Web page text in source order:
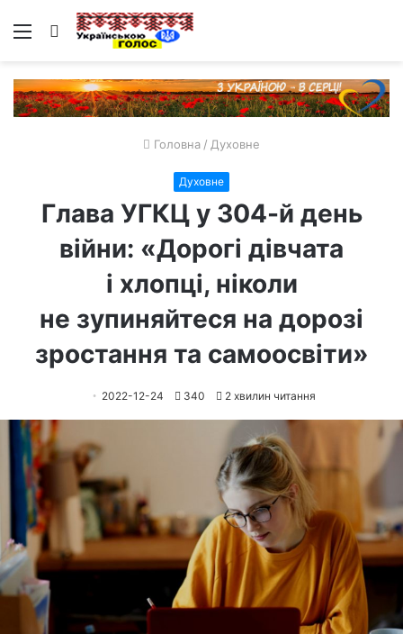
Меню Пошук
Головна / Духовне
Духовне
Глава УГКЦ у 304-й день
війни: «Дорогі дівчата
і хлопці, ніколи
не зупиняйтеся на дорозі
зростання та самоосвіти»
2022-12-24 340 2 хвилин читання